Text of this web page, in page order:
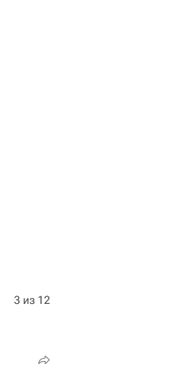
3 из 12